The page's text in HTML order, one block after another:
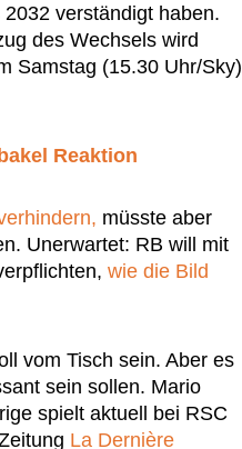
verständigt haben.
des Wechsels wird
Samstag (15.30 Uhr/Sky)
Reaktion
müsste aber
Unerwartet: RB will mit
wie die Bild
vom Tisch sein. Aber es
sein sollen. Mario
spielt aktuell bei RSC
La Dernière